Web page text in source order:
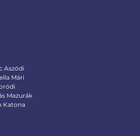
Aszódi
Mári
Mazurák
Katona